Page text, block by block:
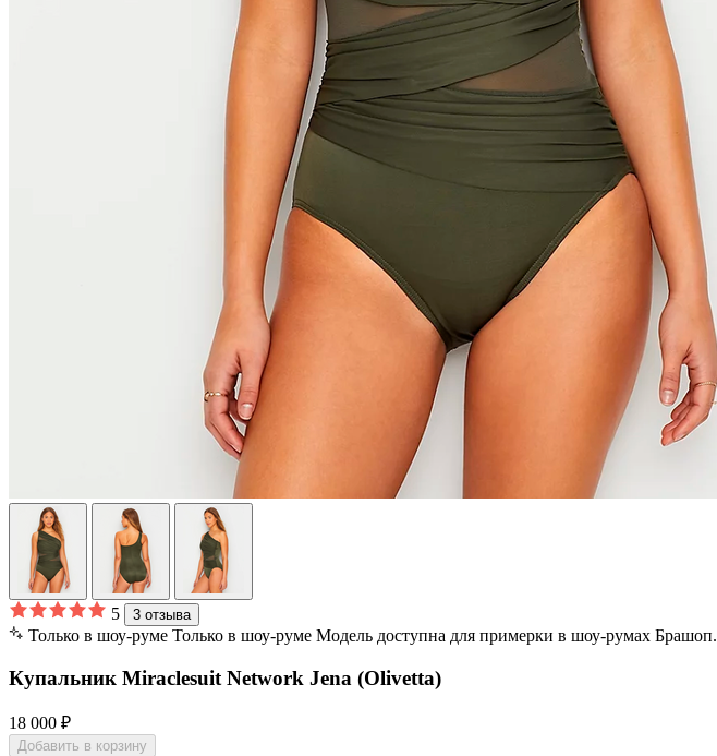
5 3 отзыва
Только в шоу-руме Только в шоу-руме Модель доступна для примерки в шоу-румах Брашоп.
Купальник Miraclesuit Network Jena (Olivetta)
18 000 ₽
Добавить в корзину